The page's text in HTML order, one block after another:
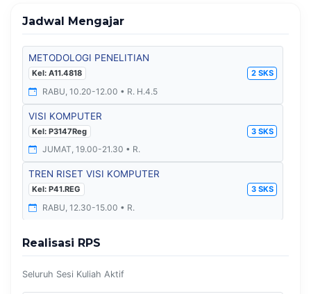
Jadwal Mengajar
METODOLOGI PENELITIAN
Kel: A11.4818 2 SKS
RABU, 10.20-12.00 • R. H.4.5
VISI KOMPUTER
Kel: P3147Reg 3 SKS
JUMAT, 19.00-21.30 • R.
TREN RISET VISI KOMPUTER
Kel: P41.REG 3 SKS
RABU, 12.30-15.00 • R.
Kel: A12.6604
Realisasi RPS
Seluruh Sesi Kuliah Aktif